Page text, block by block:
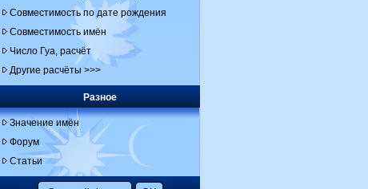
Совместимость по дате рождения
Совместимость имён
Число Гуа, расчёт
Другие расчёты >>>
Разное
Значение имён
Форум
Статьи